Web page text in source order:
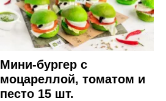
Мини-бургер с
моцареллой, томатом и
песто 15 шт.